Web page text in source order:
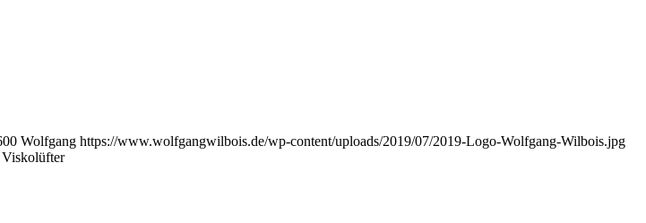
Wolfgang https://www.wolfgangwilbois.de/wp-content/uploads/2019/07/2019-Logo-Wolfgang-Wilbois.jpg
Viskolüfter